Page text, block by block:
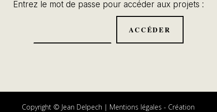
Entrez le mot de passe pour accéder aux projets :
Copyright © Jean Delpech | Mentions légales - Création